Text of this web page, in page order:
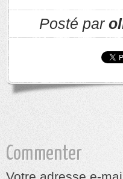
Posté par
Commenter